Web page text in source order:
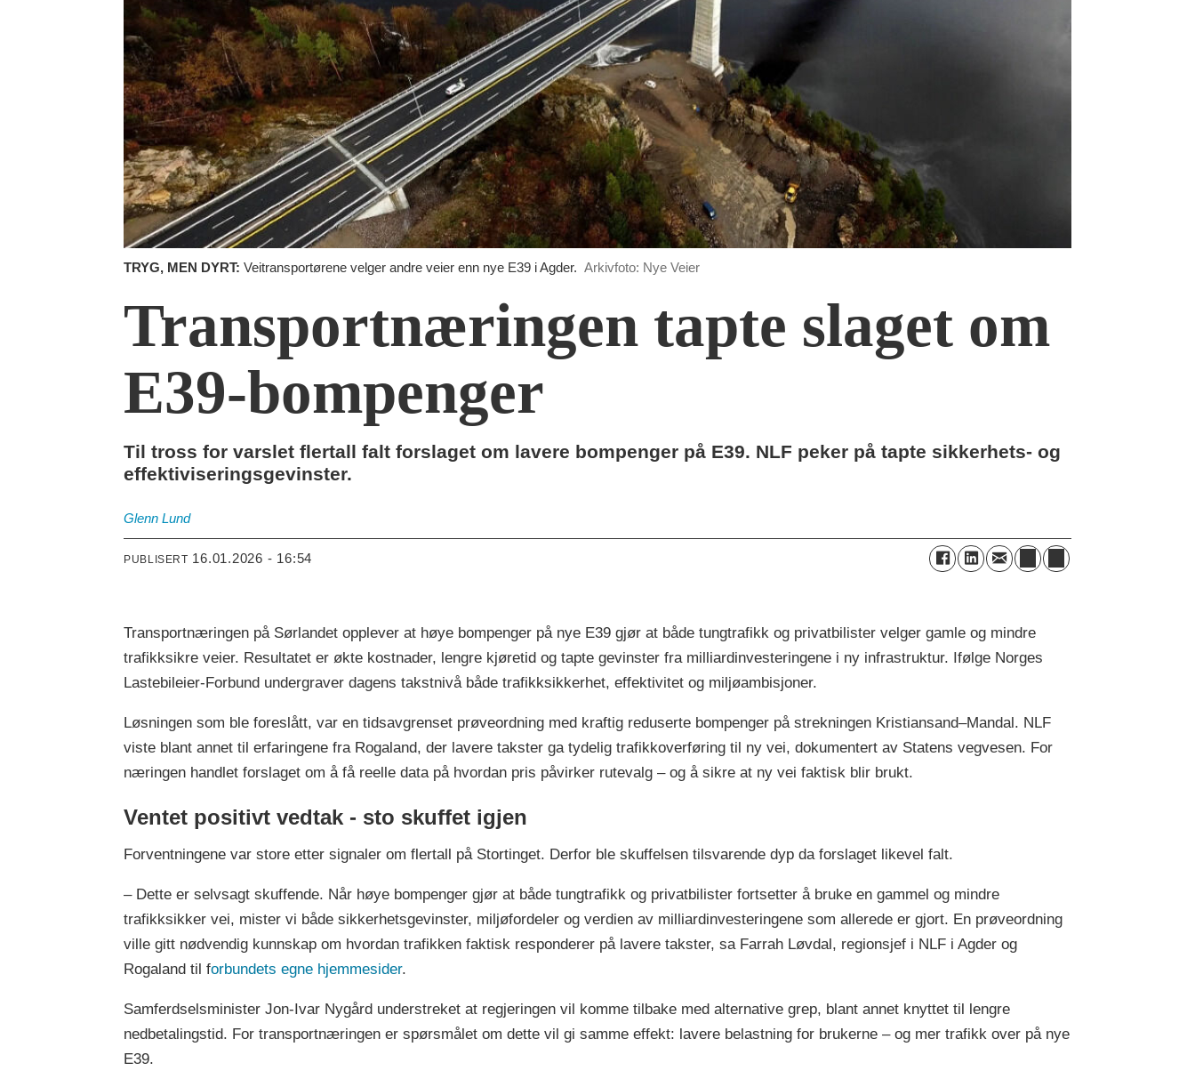
TRYG, MEN DYRT: Veitransportørene velger andre veier enn nye E39 i Agder. Arkivfoto: Nye Veier
Transportnæringen tapte slaget om
E39-bompenger
Til tross for varslet flertall falt forslaget om lavere bompenger på E39. NLF peker på tapte sikkerhets- og
effektiviseringsgevinster.
Glenn Lund
PUBLISERT 16.01.2026 - 16:54
Transportnæringen på Sørlandet opplever at høye bompenger på nye E39 gjør at både tungtrafikk og privatbilister velger gamle og mindre
trafikksikre veier. Resultatet er økte kostnader, lengre kjøretid og tapte gevinster fra milliardinvesteringene i ny infrastruktur. Ifølge Norges
Lastebileier-Forbund undergraver dagens takstnivå både trafikksikkerhet, effektivitet og miljøambisjoner.
Løsningen som ble foreslått, var en tidsavgrenset prøveordning med kraftig reduserte bompenger på strekningen Kristiansand–Mandal. NLF
viste blant annet til erfaringene fra Rogaland, der lavere takster ga tydelig trafikkoverføring til ny vei, dokumentert av Statens vegvesen. For
næringen handlet forslaget om å få reelle data på hvordan pris påvirker rutevalg – og å sikre at ny vei faktisk blir brukt.
Ventet positivt vedtak - sto skuffet igjen
Forventningene var store etter signaler om flertall på Stortinget. Derfor ble skuffelsen tilsvarende dyp da forslaget likevel falt.
– Dette er selvsagt skuffende. Når høye bompenger gjør at både tungtrafikk og privatbilister fortsetter å bruke en gammel og mindre
trafikksikker vei, mister vi både sikkerhetsgevinster, miljøfordeler og verdien av milliardinvesteringene som allerede er gjort. En prøveordning
ville gitt nødvendig kunnskap om hvordan trafikken faktisk responderer på lavere takster, sa Farrah Løvdal, regionsjef i NLF i Agder og
Rogaland til forbundets egne hjemmesider.
Samferdselsminister Jon-Ivar Nygård understreket at regjeringen vil komme tilbake med alternative grep, blant annet knyttet til lengre
nedbetalingstid. For transportnæringen er spørsmålet om dette vil gi samme effekt: lavere belastning for brukerne – og mer trafikk over på nye
E39.